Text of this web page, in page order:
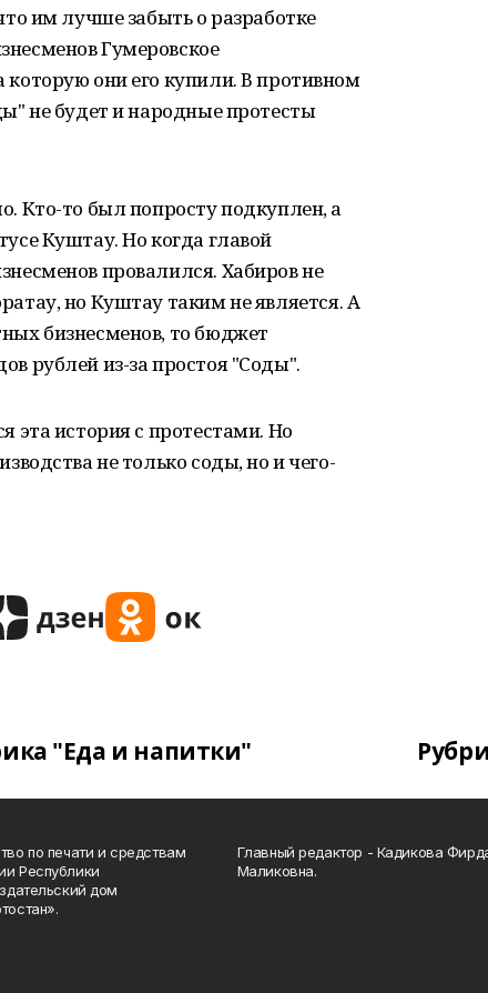
им лучше забыть о разработке
Гумеровское
они его купили. В противном
не будет и народные протесты
Кто-то был попросту подкуплен, а
Куштау. Но когда главой
провалился. Хабиров не
но Куштау таким не является. А
бизнесменов, то бюджет
рублей из-за простоя "Соды".
эта история с протестами. Но
не только соды, но и чего-
"Еда и напитки"
по печати и средствам
Республики
дом
Главный редактор - Кадикова
Маликовна.